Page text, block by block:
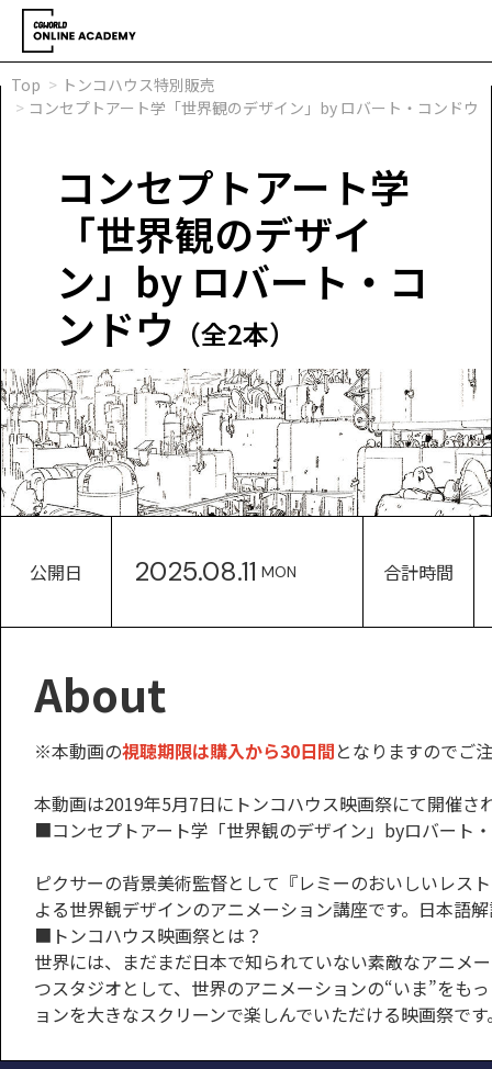
Top
トンコハウス特別販売
コンセプトアート学「世界観のデザイン」by ロバート・コンドウ
コンセプトアート学
「世界観のデザイ
ン」by ロバート・コ
ンドウ （全2本）
公開日 2025.08.11 MON 合計時間
About
※本動画の視聴期限は購入から30日間となりますのでご
本動画は2019年5月7日にトンコハウス映画祭にて開催
■コンセプトアート学「世界観のデザイン」byロバート
ピクサーの背景美術監督として『レミーのおいしいレス
よる世界観デザインのアニメーション講座です。日本語
■トンコハウス映画祭とは？
世界には、まだまだ日本で知られていない素敵なアニメ
つスタジオとして、世界のアニメーションの“いま”をも
ョンを大きなスクリーンで楽しんでいただける映画祭です